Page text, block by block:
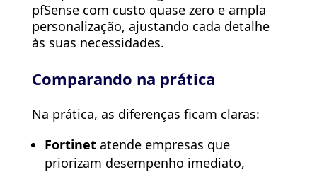
pfSense com custo quase zero e ampla
personalização, ajustando cada detalhe
às suas necessidades.
Comparando na prática
Na prática, as diferenças ficam claras:
Fortinetatende empresas que
priorizam desempenho imediato,